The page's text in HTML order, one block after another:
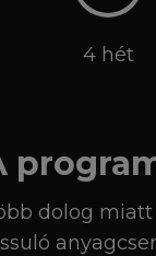
4 hét
dolog miatt